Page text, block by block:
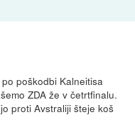
poškodbi Kalneitisa
ZDA že v četrtfinalu.
proti Avstraliji šteje koš